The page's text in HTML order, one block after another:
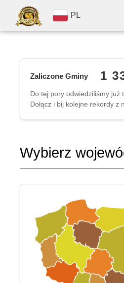
PL
Zaliczone Gminy 1
Do tej pory odwiedziliśmy już
Dołącz i bij kolejne rekordy z
Wybierz